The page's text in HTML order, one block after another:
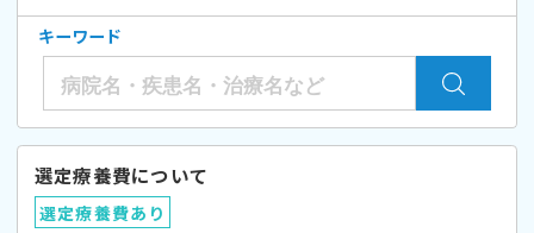
キーワード
選定療養費について
選定療養費あり